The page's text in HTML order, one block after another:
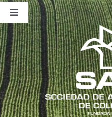
Saltar
contenido
Toggle
Navigation
Nosotros
Publicaciones
Sala de Prensa
Eventos